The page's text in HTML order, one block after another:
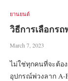
ยานยนต์
วิธีการเลือกร
March 7, 2023
ไม่ใช่ทุกคนที่จะต้อ
อุปกรณ์พ่วงลาก A-